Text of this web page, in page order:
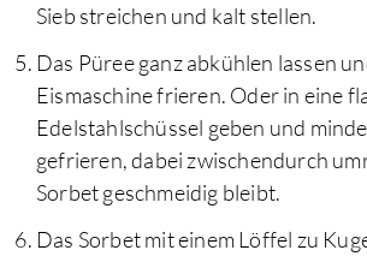
Sieb streichen und kalt stellen.
Das Püree ganz abkühlen lassen
Eismaschine frieren. Oder in eine
Edelstahlschüssel geben und
gefrieren, dabei zwischendurch
Sorbet geschmeidig bleibt.
Das Sorbet mit einem Löffel zu